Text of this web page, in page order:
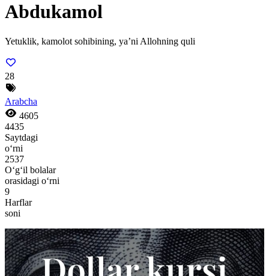
Abdukamol
Yetuklik, kamolot sohibining, ya’ni Allohning quli
28
Arabcha
4605
4435
Saytdagi
o‘rni
2537
O‘g‘il bolalar
orasidagi o‘rni
9
Harflar
soni